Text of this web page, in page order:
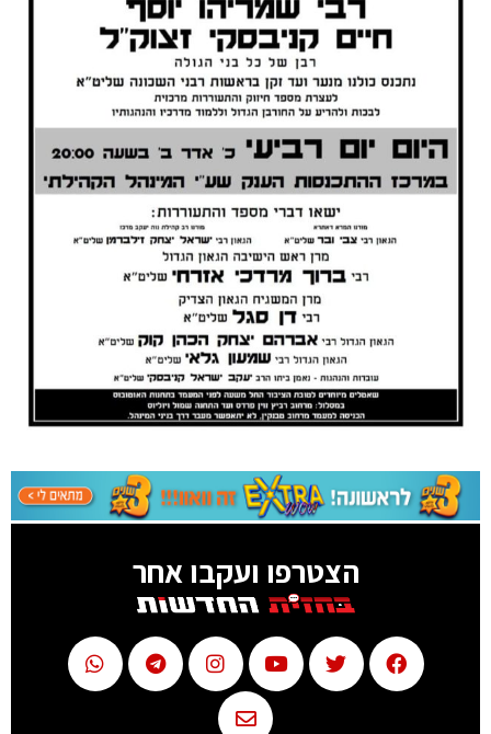
הצטרפו ועקבו אחר